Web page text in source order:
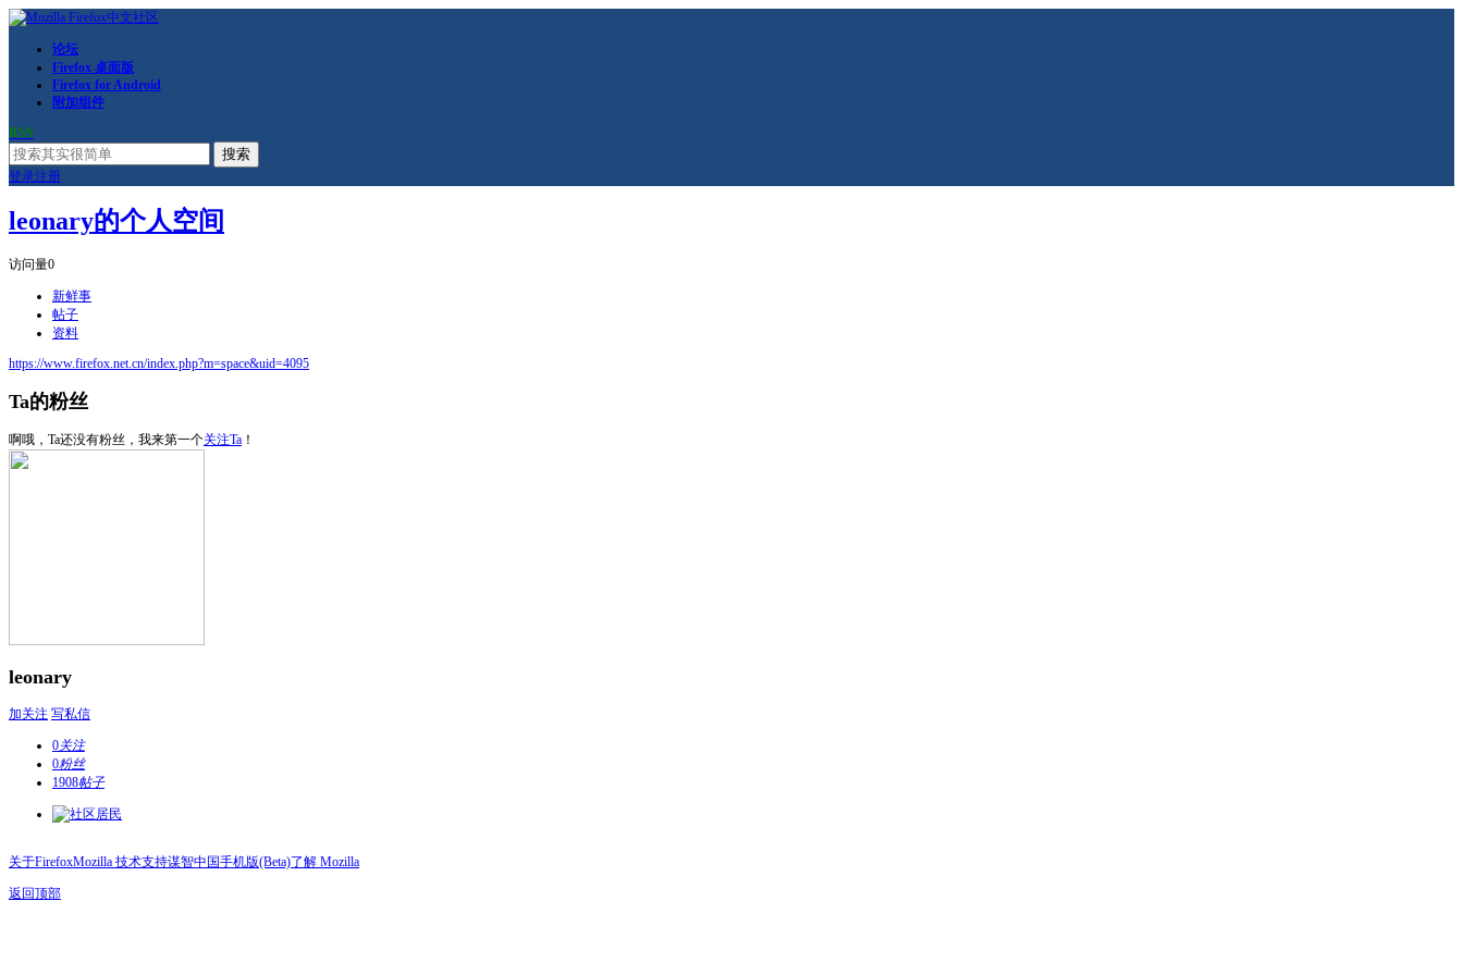
论坛
Firefox 桌面版
Firefox for Android
附加组件
RSS
搜索
登录注册
leonary的个人空间
访问量0
新鲜事
帖子
资料
https://www.firefox.net.cn/index.php?m=space&uid=4095
Ta的粉丝
啊哦，Ta还没有粉丝，我来第一个关注Ta ！
leonary
加关注 写私信
0关注
0粉丝
1908帖子
关于FirefoxMozilla 技术支持谋智中国手机版(Beta)了解 Mozilla
返回顶部